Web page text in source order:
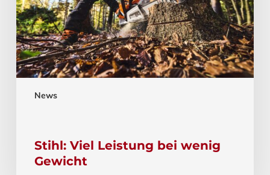
News
Stihl: Viel Leistung bei wenig
Gewicht